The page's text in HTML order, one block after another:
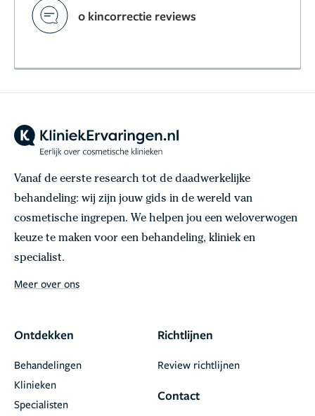
0 kincorrectie reviews
Vanaf de eerste research tot de daadwerkelijke
behandeling: wij zijn jouw gids in de wereld van
cosmetische ingrepen. We helpen jou een weloverwogen
keuze te maken voor een behandeling, kliniek en
specialist.
Meer over ons
Ontdekken
Behandelingen
Klinieken
Specialisten
Richtlijnen
Review richtlijnen
Contact